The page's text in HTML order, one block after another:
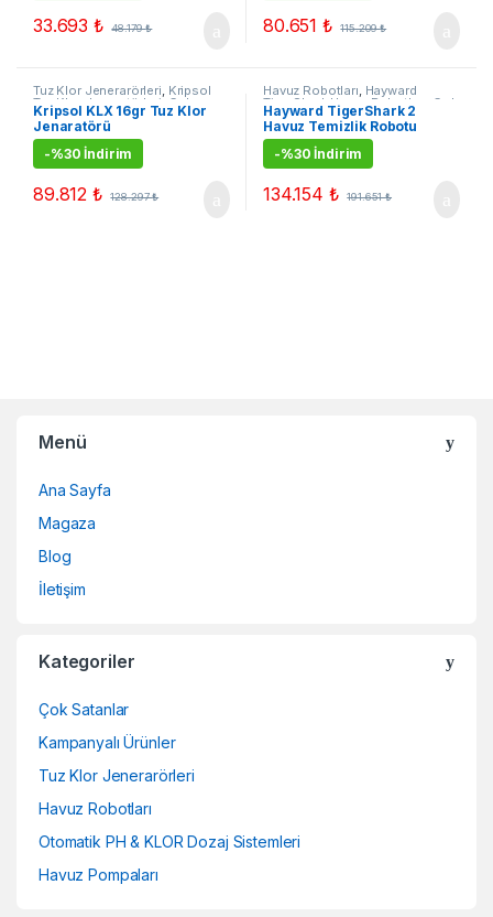
33.693₺ 48.179₺ 80.651₺ 115.209₺
Tuz Klor Jenerarörleri, Kripsol
Tuz Klor Jeneratörleri Çok
Satanlar ,Kampanyalı Ürünler
Kripsol KLX 16gr Tuz Klor
Jenaratörü
-%30 İndirim
89.812₺ 128.297₺
Havuz Robotları, Hayward
TigerShark Havuz Robotları Çok
Satanlar,Kampanyalı Ürünler
Hayward TigerShark 2
Havuz Temizlik Robotu
-%30 İndirim
134.154 ₺ 191.651₺
Menü
Ana Sayfa
Magaza
Blog
İletişim
Kategoriler
Çok Satanlar
Kampanyalı Ürünler
Tuz Klor Jenerarörleri
Havuz Robotları
Otomatik PH & KLOR Dozaj Sistemleri
Havuz Pompaları